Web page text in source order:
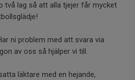
två lag så att alla tjejer får mycket
ni problem med att svara via
av oss så hjälper vi till.
läktare med en hejande,